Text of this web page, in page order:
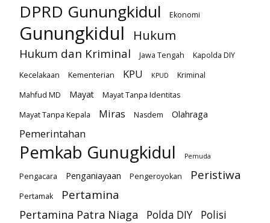
DPRD Gunungkidul Ekonomi
Gunungkidul Hukum
Hukum dan Kriminal Jawa Tengah
Kapolda DIY
Kecelakaan
Kementerian KPU KPUD
Kriminal
Mahfud MD
Mayat
Mayat Tanpa Identitas
Mayat Tanpa Kepala
Miras Nasdem Olahraga
Pemerintahan
Pemkab Gunugkidul Pemuda
Pengacara Penganiayaan Pengeroyokan Peristiwa
Pertamak Pertamina
Pertamina Patra Niaga Polda DIY
Polisi